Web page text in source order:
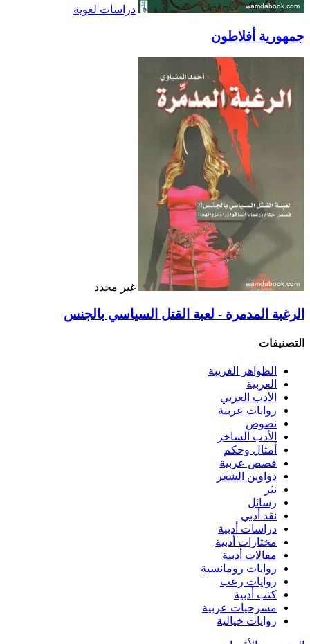
دراسات لغوية
جمهورية أفلاطون
غير محدد
الرغبة المدمرة - لعبة القتل السياسي بالجنس
التصنيفات
الظواهر الغريبة‏
العربية
الأدب العربي
روايات عربية
نصوص
الأدب الساخر
أمثال وحكم
قصص عربية
دواوين الشعر
نثر
رسائل
نقد أدبي
دراسات أدبية
مختارات أدبية
مقالات أدبية
روايات رومانسية
روايات رعب
كتب أدبية
مسرحيات عربية
روايات خيالية